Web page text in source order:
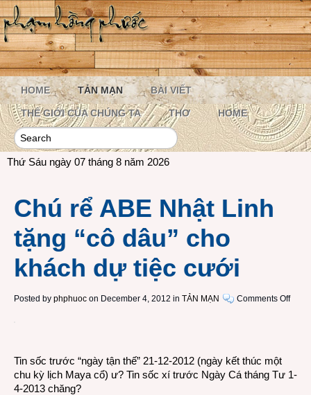
HOME TẢN MẠN BÀI VIẾT
THẾ GIỚI CỦA CHÚNG TA THƠ HOME
Thứ Sáu ngày 07 tháng 8 năm 2026
Chú rể ABE Nhật Linh
tặng “cô dâu” cho
khách dự tiệc cưới
Posted by phphuoc on December 4, 2012 in TẢN MẠN Comments Offon
tặng
Tin sốc trước “ngày tận thế” 21-12-2012 (ngày kết thúc một
chu kỳ lịch Maya cổ) ư? Tin sốc xí trước Ngày Cá tháng Tư 1-
4-2013 chăng?